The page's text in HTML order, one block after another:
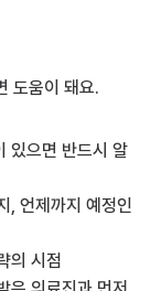
도움이 돼요.
있으면 반드시 알
언제까지 예정인
의 시점